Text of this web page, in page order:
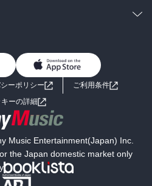
男子向けラノベ
小説
海外小説
SF
文学
お問い合わせ
ーポリシー
ご利用条件
キーの詳細
Music Entertainment(Japan) Inc.
the Japan domestic market only